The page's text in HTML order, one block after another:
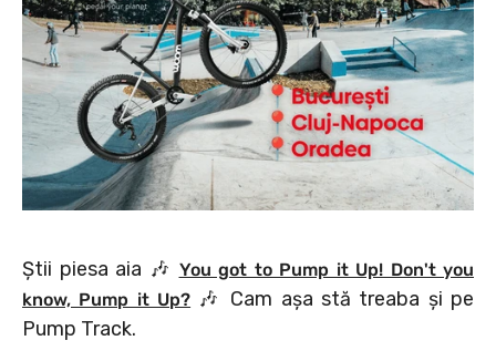
Știi piesa aia 🎶 You got to Pump it Up! Don't you
know, Pump it Up? 🎶 Cam așa stă treaba și pe
Pump Track.